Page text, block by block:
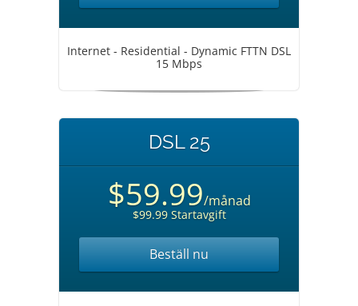
Internet - Residential - Dynamic FTTN DSL
15 Mbps
DSL 25
$59.99/månad
$99.99 Startavgift
Beställ nu